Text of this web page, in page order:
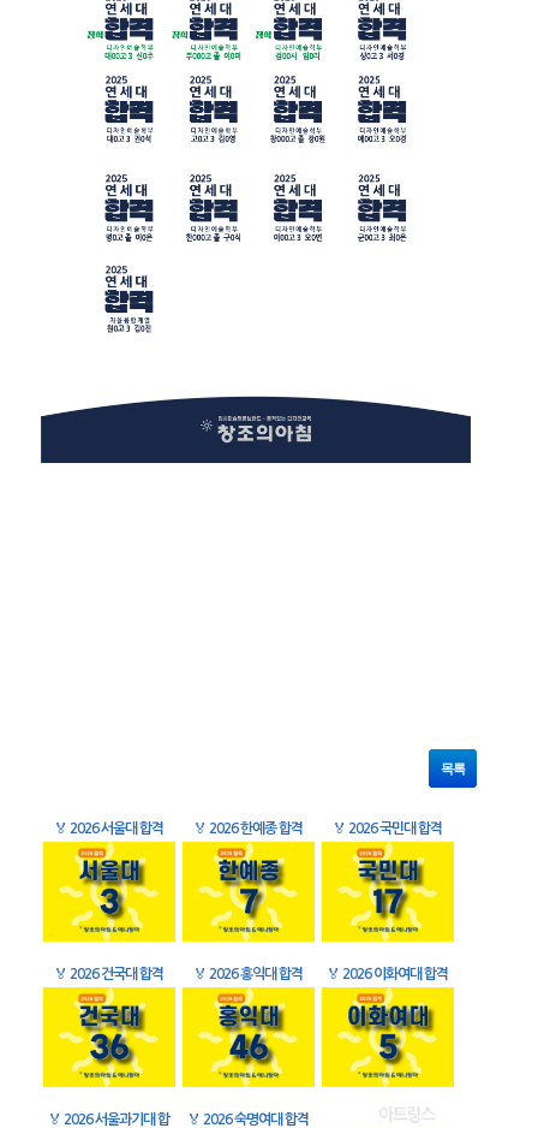
목록
🏅 2026 서울대 합격 🏅 2026 한예종 합격 🏅 2026 국민대 합격
🏅 2026 건국대 합격 🏅 2026 홍익대 합격 🏅 2026 이화여대 합격
🏅 2026 서울과기대 합
🏅 2026 숙명여대 합격